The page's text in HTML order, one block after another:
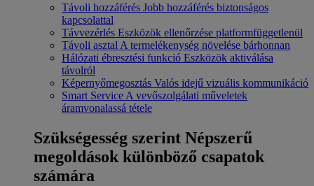
Távoli hozzáférés Jobb hozzáférés biztonságos
kapcsolattal
Távvezérlés Eszközök ellenőrzése platformfüggetlenül
Távoli asztal A termelékenység növelése bárhonnan
Hálózati ébresztési funkció Eszközök aktiválása
távolról
Képernyőmegosztás Valós idejű vizuális kommunikáció
Smart Service A vevőszolgálati műveletek
áramvonalassá tétele
Szükségesség szerint Népszerű
megoldások különböző csapatok
számára